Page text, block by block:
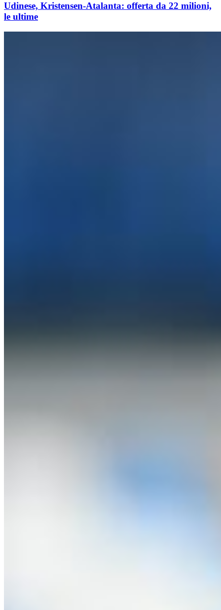
Udinese, Kristensen-Atalanta: offerta da 22 milioni,
le ultime